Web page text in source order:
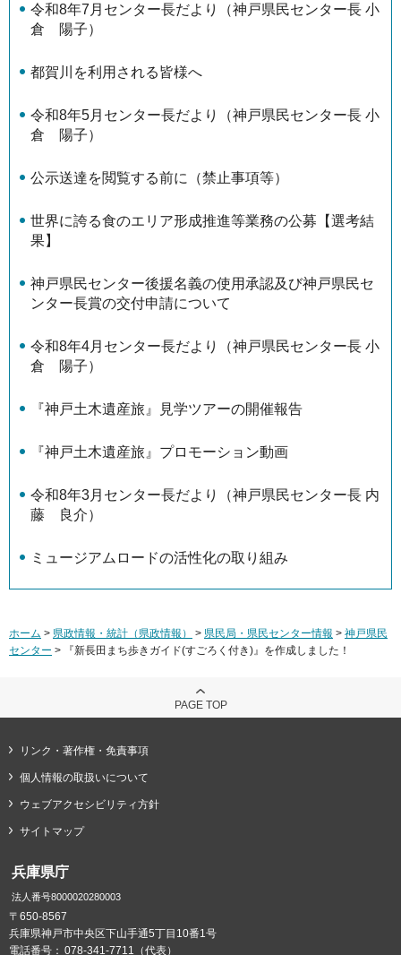
令和8年7月センター長だより（神戸県民センター長 小
倉 陽子）
都賀川を利用される皆様へ
令和8年5月センター長だより（神戸県民センター長 小
倉 陽子）
公示送達を閲覧する前に（禁止事項等）
世界に誇る食のエリア形成推進等業務の公募【選考結
果】
神戸県民センター後援名義の使用承認及び神戸県民セ
ンター長賞の交付申請について
令和8年4月センター長だより（神戸県民センター長 小
倉 陽子）
『神戸土木遺産旅』見学ツアーの開催報告
『神戸土木遺産旅』プロモーション動画
令和8年3月センター長だより（神戸県民センター長 内
藤 良介）
ミュージアムロードの活性化の取り組み
ホーム > 県政情報・統計（県政情報） > 県民局・県民センター情報 > 神戸県民
センター > 『新長田まち歩きガイド(すごろく付き)』を作成しました！
PAGE TOP
リンク・著作権・免責事項
個人情報の取扱いについて
ウェブアクセシビリティ方針
サイトマップ
兵庫県庁
法人番号8000020280003
〒650-8567
兵庫県神戸市中央区下山手通5丁目10番1号
電話番号： 078-341-7711（代表）